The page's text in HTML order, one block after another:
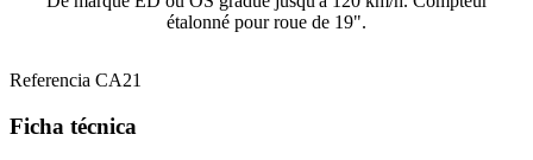
étalonné pour roue de 19".
Referencia CA21
Ficha técnica